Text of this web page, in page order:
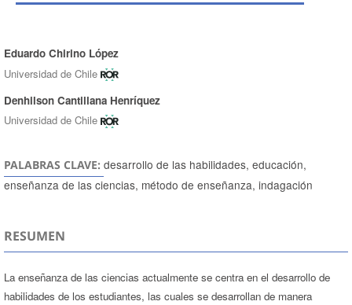
Autores/as
Eduardo Chirino López
Universidad de Chile
Denhilson Cantillana Henríquez
Universidad de Chile
PALABRAS CLAVE: desarrollo de las habilidades, educación,
enseñanza de las ciencias, método de enseñanza, indagación
RESUMEN
La enseñanza de las ciencias actualmente se centra en el desarrollo de
habilidades de los estudiantes, las cuales se desarrollan de manera